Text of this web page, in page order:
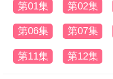
第01集 第02集
第06集 第07集
第11集 第12集